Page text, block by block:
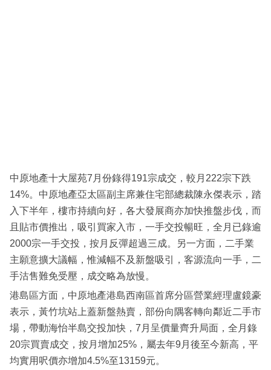
區
中原地產十大屋苑7月份錄得191宗成交，較月222宗下跌
14%。中原地產亞太區副主席兼住宅部總裁陳永傑表示，踏
入下半年，樓市持續向好，各大發展商亦加快推盤步伐，而
且貼市價推出，吸引買家入市，一手交投暢旺，全月已錄逾
2000宗一手交投，按月反彈超過三成。另一方面，二手業
主願意擴大議幅，惟減幅不及新盤吸引，客源流向一手，二
手沽售難免受壓，成交略為放慢。
港島區方面，中原地產港島西南區首席分區營業經理盧鏡豪
表示，黃竹坑站上蓋新盤熱賣，部份向隅客轉向鄰近二手市
場，帶動海怡半島交投加快，7月呈價量齊升局面，全月錄
20宗買賣成交，按月增加25%，屬去年9月後至今新高，平
均實用呎價亦增加4.5%至13159元。